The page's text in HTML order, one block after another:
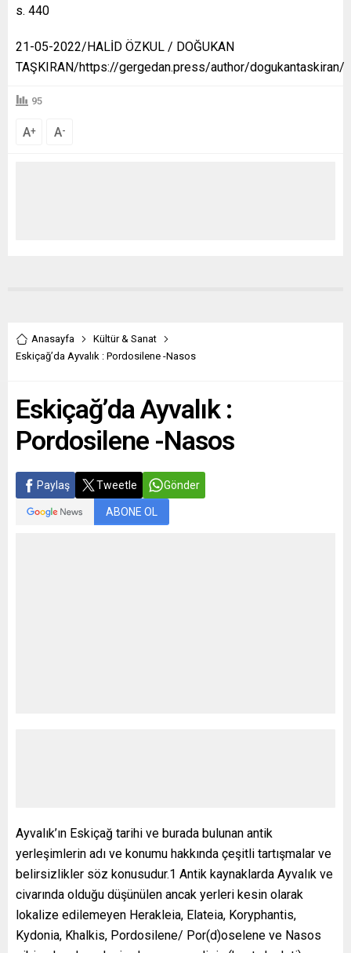
s. 440
21-05-2022/HALİD ÖZKUL / DOĞUKAN
TAŞKIRAN/https://gergedan.press/author/dogukantaskiran/
95
A+ A-
Anasayfa
Kültür & Sanat
Eskiçağ’da Ayvalık : Pordosilene -Nasos
Eskiçağ’da Ayvalık :
Pordosilene -Nasos
Paylaş Tweetle Gönder
ABONE OL
Ayvalık’ın Eskiçağ tarihi ve burada bulunan antik
yerleşimlerin adı ve konumu hakkında çeşitli tartışmalar ve
belirsizlikler söz konusudur.1 Antik kaynaklarda Ayvalık ve
civarında olduğu düşünülen ancak yerleri kesin olarak
lokalize edilemeyen Herakleia, Elateia, Koryphantis,
Kydonia, Khalkis, Pordosilene/ Por(d)oselene ve Nasos